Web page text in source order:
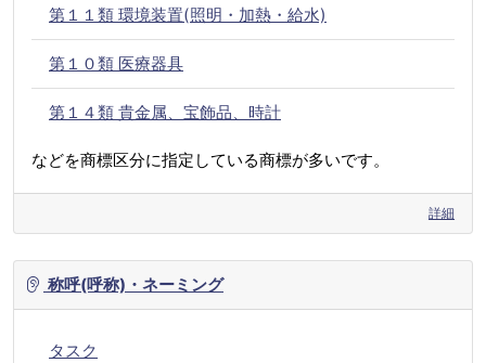
第１１類 環境装置(照明・加熱・給水)
第１０類 医療器具
第１４類 貴金属、宝飾品、時計
などを商標区分に指定している商標が多いです。
詳細
称呼(呼称)・ネーミング
タスク